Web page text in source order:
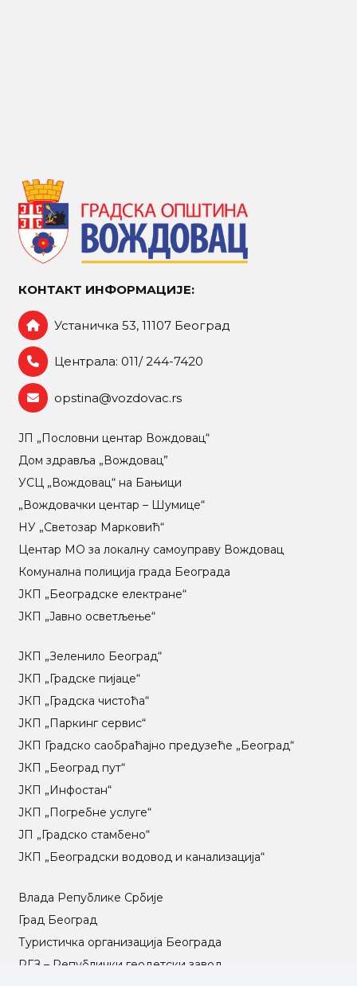
КОНТАКТ ИНФОРМАЦИЈЕ:
Устаничка 53, 11107 Београд
Централа: 011/ 244-7420
opstina@vozdovac.rs
ЈП „Пословни центар Вождовац“
Дом здравља „Вождовац”
УСЦ „Вождовац“ на Бањици
„Вождовачки центар – Шумице“
НУ „Светозар Марковић“
Центар МO за локалну самоуправу Вождовац
Комунална полиција града Београда
ЈКП „Београдске електране“
ЈКП „Јавно осветљење“
ЈКП „Зеленило Београд“
ЈКП „Градске пијаце“
ЈКП „Градска чистоћа“
ЈКП „Паркинг сервис“
ЈКП Градско саобраћајно предузеће „Београд“
ЈКП „Београд пут“
ЈКП „Инфостан“
ЈКП „Погребне услуге“
ЈП „Градско стамбено“
ЈКП „Београдски водовод и канализација“
Влада Републике Србије
Град Београд
Туристичка организација Београда
РГЗ – Републички геодетски завод